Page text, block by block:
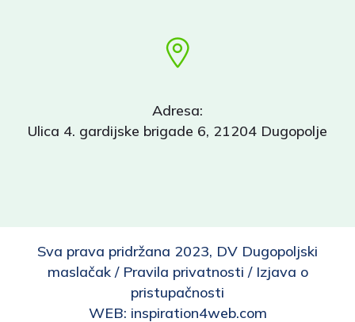
Adresa:
Ulica 4. gardijske brigade 6, 21204 Dugopolje
Sva prava pridržana 2023, DV Dugopoljski
maslačak / Pravila privatnosti / Izjava o
pristupačnosti
WEB: inspiration4web.com